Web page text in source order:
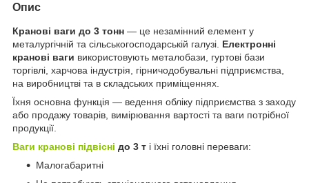
Опис
Кранові ваги до 3 тонн — це незамінний елемент у
металургічній та сільськогосподарській галузі. Електронні
кранові ваги використовують металобази, гуртові бази
торгівлі, харчова індустрія, гірничодобувальні підприємства,
на виробництві та в складських приміщеннях.
Їхня основна функція — ведення обліку підприємства з заходу
або продажу товарів, вимірювання вартості та ваги потрібної
продукції.
Ваги кранові підвісні до 3 т і їхні головні переваги:
Малогабаритні